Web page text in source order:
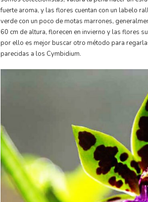
fuerte aroma, y las flores cuentan con un labelo
verde con un poco de motas marrones,
60 cm de altura, florecen en invierno y las flores
por ello es mejor buscar otro método para
parecidas a los Cymbidium.